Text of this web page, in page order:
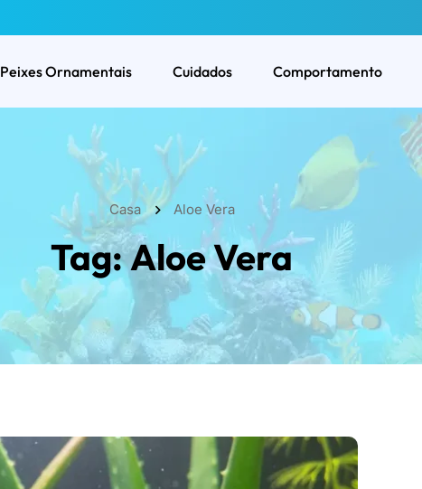
Peixes Ornamentais Cuidados Comportamento
Casa Aloe Vera
Tag:Aloe Vera